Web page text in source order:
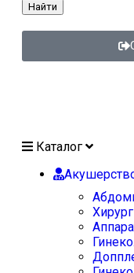
Найти
Каталог